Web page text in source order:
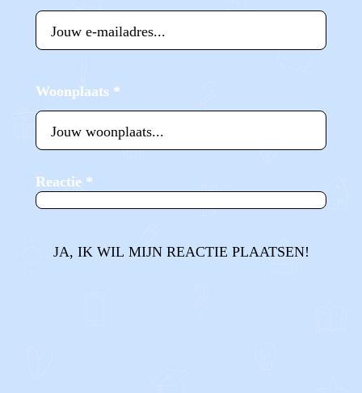
Woonplaats *
Reactie *
JA, IK WIL MIJN REACTIE PLAATSEN!